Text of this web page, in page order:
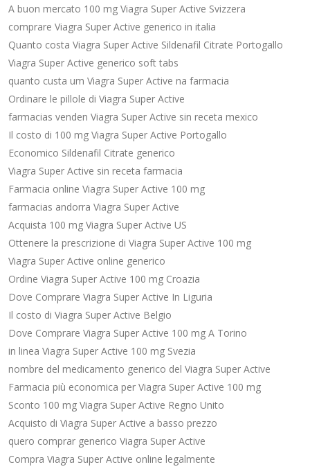
A buon mercato 100 mg Viagra Super Active Svizzera
comprare Viagra Super Active generico in italia
Quanto costa Viagra Super Active Sildenafil Citrate Portogallo
Viagra Super Active generico soft tabs
quanto custa um Viagra Super Active na farmacia
Ordinare le pillole di Viagra Super Active
farmacias venden Viagra Super Active sin receta mexico
Il costo di 100 mg Viagra Super Active Portogallo
Economico Sildenafil Citrate generico
Viagra Super Active sin receta farmacia
Farmacia online Viagra Super Active 100 mg
farmacias andorra Viagra Super Active
Acquista 100 mg Viagra Super Active US
Ottenere la prescrizione di Viagra Super Active 100 mg
Viagra Super Active online generico
Ordine Viagra Super Active 100 mg Croazia
Dove Comprare Viagra Super Active In Liguria
Il costo di Viagra Super Active Belgio
Dove Comprare Viagra Super Active 100 mg A Torino
in linea Viagra Super Active 100 mg Svezia
nombre del medicamento generico del Viagra Super Active
Farmacia più economica per Viagra Super Active 100 mg
Sconto 100 mg Viagra Super Active Regno Unito
Acquisto di Viagra Super Active a basso prezzo
quero comprar generico Viagra Super Active
Compra Viagra Super Active online legalmente